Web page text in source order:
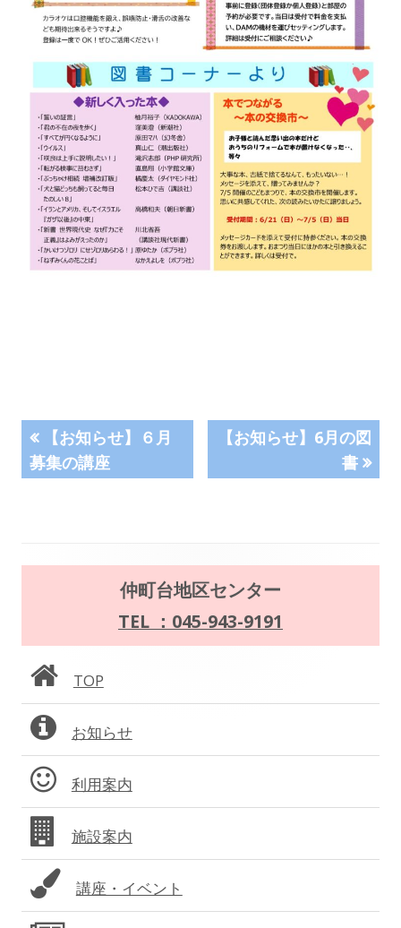
投
稿
シ
ョ
ン
前
の
【お知らせ】６月
募集の講座
次
【お知らせ】6月の図
書
ン
サ
イ
ド
バ
ー
仲町台地区センター
TEL ：045-943-9191
TOP
お知らせ
利用案内
施設案内
講座・イベント